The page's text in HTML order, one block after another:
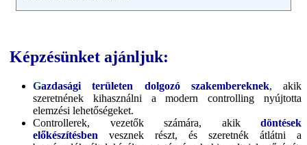
Képzésünket ajánljuk:
Gazdasági területen dolgozó szakembereknek, akik
szeretnének kihasználni a modern controlling nyújtotta
elemzési lehetőségeket.
Controllerek, vezetők számára, akik döntések
előkészítésben vesznek részt, és szeretnék átlátni a